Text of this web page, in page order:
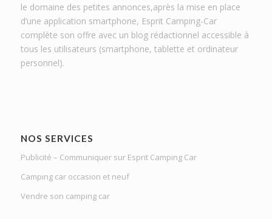
le domaine des petites annonces,après la mise en place
d’une application smartphone, Esprit Camping-Car
complète son offre avec un blog rédactionnel accessible à
tous les utilisateurs (smartphone, tablette et ordinateur
personnel).
NOS SERVICES
Publicité – Communiquer sur Esprit Camping Car
Camping car occasion et neuf
Vendre son camping car